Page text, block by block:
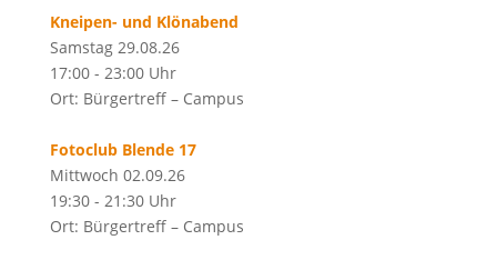
Kneipen- und Klönabend
Samstag 29.08.26
17:00 - 23:00 Uhr
Ort: Bürgertreff – Campus
Fotoclub Blende 17
Mittwoch 02.09.26
19:30 - 21:30 Uhr
Ort: Bürgertreff – Campus